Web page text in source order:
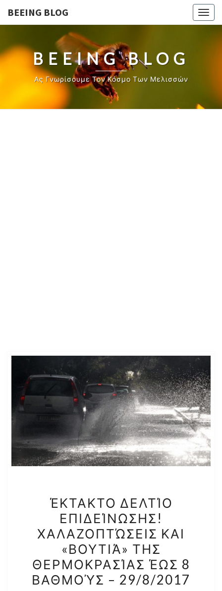
BEEING BLOG
BEEING BLOG
Ας Γνωρίσουμε Τον Κόσμο Των Μελισσών
ΔΕΛΤΊΟ
ΕΠΙΔΕΊΝΩΣΗΣ!
ΧΑΛΑΖΟΠΤΏΣΕΙΣ
ΚΑΙ
«ΒΟΥΤΙΆ»
ΤΗΣ
ΘΕΡΜΟΚΡΑΣΊΑΣ
ΈΚΤΑΚΤΟ ΔΕΛΤΊΟ
ΕΠΙΔΕΊΝΩΣΗΣ!
ΧΑΛΑΖΟΠΤΏΣΕΙΣ ΚΑΙ
«ΒΟΥΤΙΆ» ΤΗΣ
ΘΕΡΜΟΚΡΑΣΊΑΣ ΈΩΣ 8
ΒΑΘΜΟΎΣ – 29/8/2017